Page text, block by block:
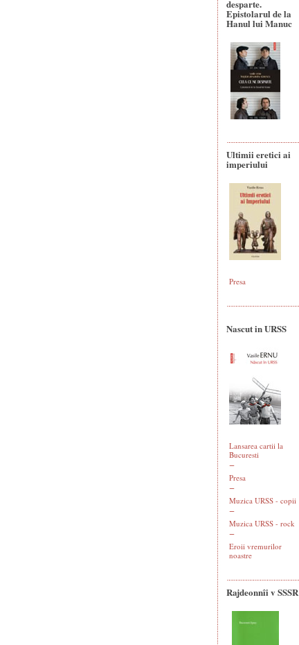
desparte.
Epistolarul de la
Hanul lui Manuc
Ultimii eretici ai
imperiului
Presa
Nascut in URSS
Lansarea cartii la
Bucuresti
Presa
Muzica URSS - copii
Muzica URSS - rock
Eroii vremurilor
noastre
Rajdeonnîi v SSSR